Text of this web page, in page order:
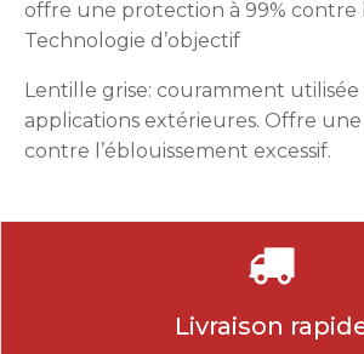
offre une protection à 99% contre
Technologie d’objectif
Lentille grise: couramment utilisée
applications extérieures. Offre
contre l’éblouissement excessif.
Livraison